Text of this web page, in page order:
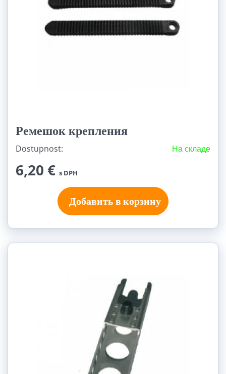
Ремешок крепления
Dostupnost: На складе
6,20 € s DPH
Добавить в корзину